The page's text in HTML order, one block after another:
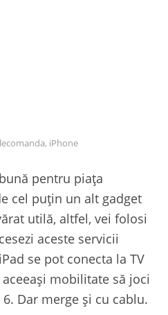
iPhone
pentru piața
cel puțin un alt gadget
utilă, altfel, vei folosi
aceste servicii
se pot conecta la TV
mobilitate să joci
Dar merge și cu cablu.